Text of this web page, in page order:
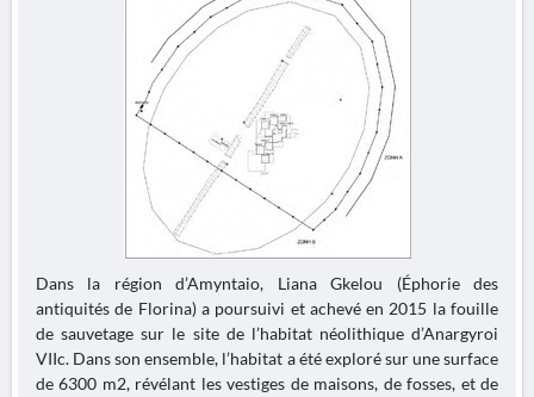
Dans la région d’Amyntaio, Liana Gkelou (Éphorie des
antiquités de Florina) a poursuivi et achevé en 2015 la fouille
de sauvetage sur le site de l’habitat néolithique d’Anargyroi
VIIc. Dans son ensemble, l’habitat a été exploré sur une surface
de 6300 m2, révélant les vestiges de maisons, de fosses, et de